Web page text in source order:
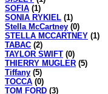
SOFIA (1)
SONIA RYKIEL (1)
Stella McCartney (0)
STELLA MCCARTNEY (1)
TABAC (2)
TAYLOR SWIFT (0)
THIERRY MUGLER (5)
Tiffany (5)
TOCCA (0)
TOM FORD (3)